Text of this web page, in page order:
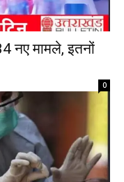
नए मामले, इतनों
0